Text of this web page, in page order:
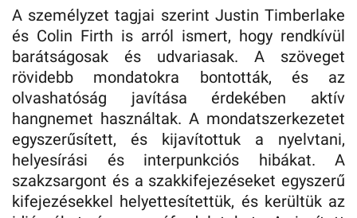
A személyzet tagjai szerint Justin Timberlake
és Colin Firth is arról ismert, hogy rendkívül
barátságosak és udvariasak. A szöveget
rövidebb mondatokra bontották, és az
olvashatóság javítása érdekében aktív
hangnemet használtak. A mondatszerkezetet
egyszerűsített, és kijavítottuk a nyelvtani,
helyesírási és interpunkciós hibákat. A
szakzsargont és a szakkifejezéseket egyszerű
kifejezésekkel helyettesítettük, és kerültük az